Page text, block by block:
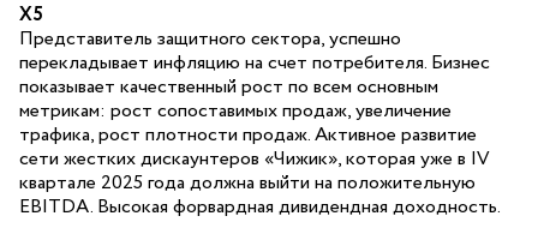
X5
Представитель защитного сектора, успешно
перекладывает инфляцию на счет потребителя. Бизнес
показывает качественный рост по всем основным
метрикам: рост сопоставимых продаж, увеличение
трафика, рост плотности продаж. Активное развитие
сети жестких дискаунтеров «Чижик», которая уже в IV
квартале 2025 года должна выйти на положительную
ЕBITDA. Высокая форвардная дивидендная доходность.